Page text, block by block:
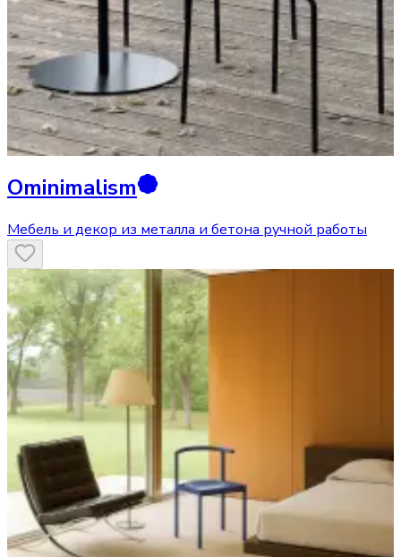
Ominimalism
Мебель и декор из металла и бетона ручной работы